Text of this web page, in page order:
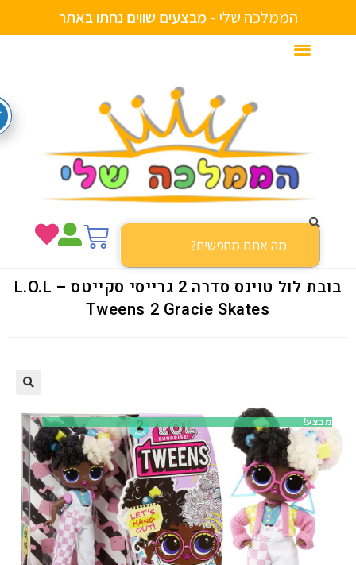
הממלכה שלי - מ ים שוויםנחתו
בובת לול טוינס סדרה 2 גרייסי סקייטס – L.O.L
Tweens 2 Gracie Skates
מבצע!